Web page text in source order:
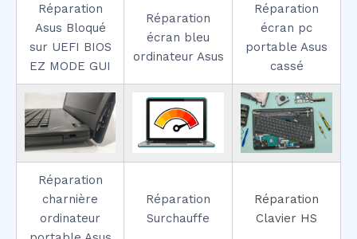
Réparation
Asus Bloqué
sur UEFI BIOS
EZ MODE GUI
Réparation
écran bleu
ordinateur Asus
Réparation
écran pc
portable Asus
cassé
Réparation
charnière
ordinateur
Réparation
Surchauffe
Réparation
Clavier HS